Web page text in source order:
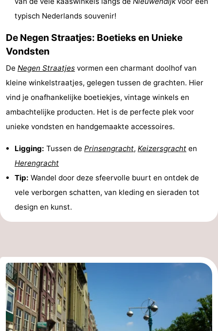
Uitgelicht
Coffeeshops
Homohoofdstad
Rosse
buurt
Geschiedenis
Pleinen
het
Parken
Stadsdelen
Noord-
Holland
-
Zuid-
Holland
Praktisch
Forum
typisch Nederlands souvenir!
De Negen Straatjes: Boetieks en Unieke
Vondsten
De Negen Straatjes vormen een charmant doolhof van
kleine winkelstraatjes, gelegen tussen de grachten. Hier
vind je onafhankelijke boetiekjes, vintage winkels en
ambachtelijke producten. Het is de perfecte plek voor
unieke vondsten en handgemaakte accessoires.
Ligging: Tussen de Prinsengracht, Keizersgracht en
Herengracht
Tip: Wandel door deze sfeervolle buurt en ontdek de
vele verborgen schatten, van kleding en sieraden tot
design en kunst.